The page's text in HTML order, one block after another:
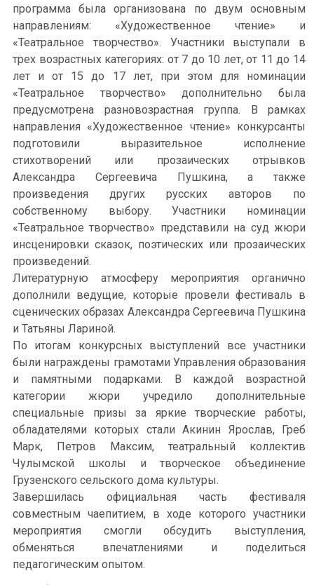
программа была организована по двум основным
направлениям: «Художественное чтение» и
«Театральное творчество». Участники выступали в
трех возрастных категориях: от 7 до 10 лет, от 11 до 14
лет и от 15 до 17 лет, при этом для номинации
«Театральное творчество» дополнительно была
предусмотрена разновозрастная группа. В рамках
направления «Художественное чтение» конкурсанты
подготовили выразительное исполнение
стихотворений или прозаических отрывков
Александра Сергеевича Пушкина, а также
произведения других русских авторов по
собственному выбору. Участники номинации
«Театральное творчество» представили на суд жюри
инсценировки сказок, поэтических или прозаических
произведений.
Литературную атмосферу мероприятия органично
дополнили ведущие, которые провели фестиваль в
сценических образах Александра Сергеевича Пушкина
и Татьяны Лариной.
По итогам конкурсных выступлений все участники
были награждены грамотами Управления образования
и памятными подарками. В каждой возрастной
категории жюри учредило дополнительные
специальные призы за яркие творческие работы,
обладателями которых стали Акинин Ярослав, Греб
Марк, Петров Максим, театральный коллектив
Чулымской школы и творческое объединение
Грузенского сельского дома культуры.
Завершилась официальная часть фестиваля
совместным чаепитием, в ходе которого участники
мероприятия смогли обсудить выступления,
обменяться впечатлениями и поделиться
педагогическим опытом.